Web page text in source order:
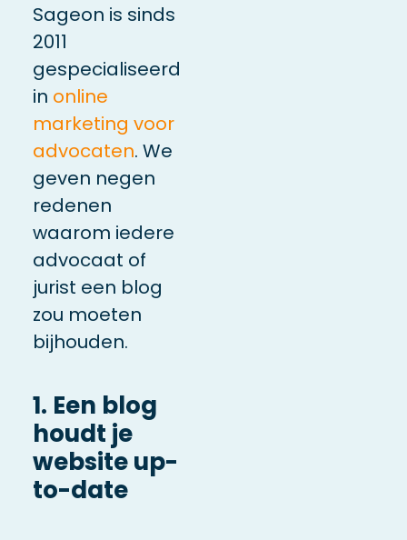
Sageon is sinds
2011
gespecialiseerd
in online
marketing voor
advocaten. We
geven negen
redenen
waarom iedere
advocaat of
jurist een blog
zou moeten
bijhouden.
1. Een blog
houdt je
website up-
to-date